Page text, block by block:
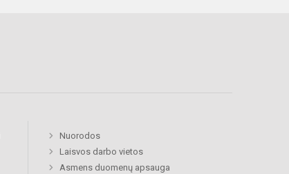
Nuorodos
Laisvos darbo vietos
Asmens duomenų apsauga